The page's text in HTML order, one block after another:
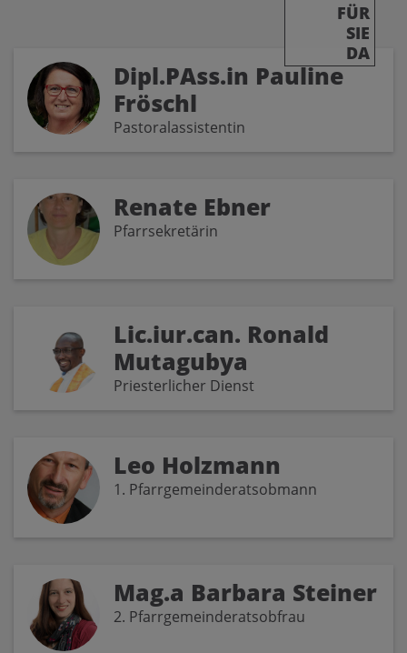
FÜR
SIE
DA
Dipl.PAss.in Pauline
Fröschl
Pastoralassistentin
Renate Ebner
Pfarrsekretärin
Lic.iur.can. Ronald
Mutagubya
Priesterlicher Dienst
Leo Holzmann
1. Pfarrgemeinderatsobmann
Mag.a Barbara Steiner
2. Pfarrgemeinderatsobfrau